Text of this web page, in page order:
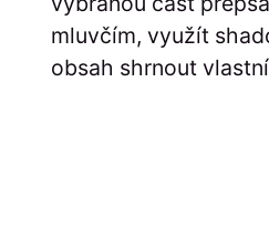
mluvčím, využít
obsah shrnout